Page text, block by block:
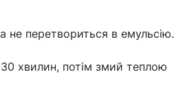
не перетвориться в емульсію.
хвилин, потім змий теплою